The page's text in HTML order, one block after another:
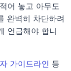
어 놓고 아무도
완벽히 차단하려
언급해야 합니
가이드라인 등